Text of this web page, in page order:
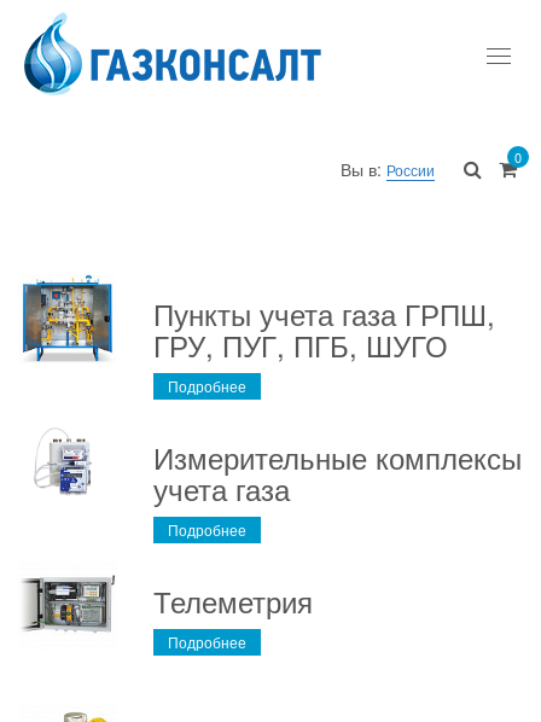
Вы в: России
0
Пункты учета газа ГРПШ,
ГРУ, ПУГ, ПГБ, ШУГО
Подробнее
Измерительные комплексы
учета газа
Подробнее
Телеметрия
Подробнее